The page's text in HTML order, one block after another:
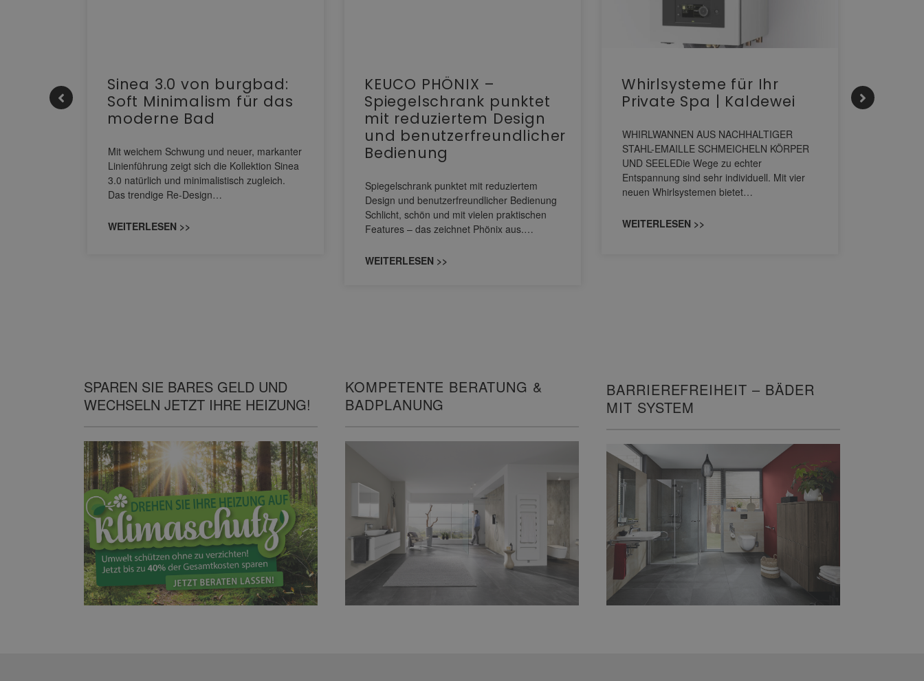
Sinea 3.0 von burgbad:
Soft Minimalism für das
moderne Bad
Mit weichem Schwung und neuer, markanter
Linienführung zeigt sich die Kollektion Sinea
3.0 natürlich und minimalistisch zugleich.
Das trendige Re-Design…
WEITERLESEN >>
KEUCO PHÖNIX –
Spiegelschrank punktet
mit reduziertem Design
und benutzerfreundlicher
Bedienung
Spiegelschrank punktet mit reduziertem
Design und benutzerfreundlicher Bedienung
Schlicht, schön und mit vielen praktischen
Features – das zeichnet Phönix aus.…
WEITERLESEN >>
Whirlsysteme für Ihr
Private Spa | Kaldewei
WHIRLWANNEN AUS NACHHALTIGER
STAHL-EMAILLE SCHMEICHELN KÖRPER
UND SEELEDie Wege zu echter
Entspannung sind sehr individuell. Mit vier
neuen Whirlsystemen bietet…
WEITERLESEN >>
SPAREN SIE BARES GELD UND
WECHSELN JETZT IHRE HEIZUNG!
KOMPETENTE BERATUNG &
BADPLANUNG
BARRIEREFREIHEIT – BÄDER
MIT SYSTEM